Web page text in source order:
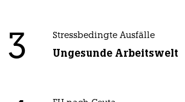
3 Stressbedingte Ausfälle
Ungesunde Arbeitswelt